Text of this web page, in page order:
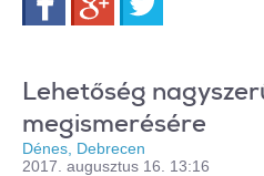
Lehetőség
megismerésére
Dénes, Debrecen
2017. augusztus 16. 13:16